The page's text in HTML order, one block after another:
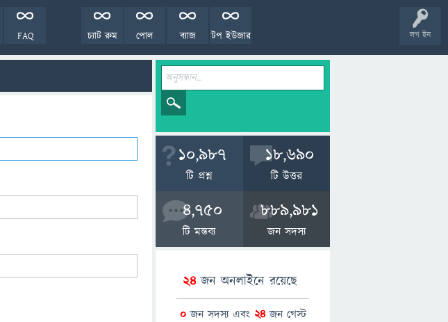
লগ ইন
FAQ টপ ইউজার
ব্যাজ
পোল
চ্যাট রুম
10,987
টি প্রশ্ন
18,690
টি উত্তর
4,750
টি মন্তব্য
889,981
জন সদস্য
24জন অনলাইনে রয়েছে
0জন সদস্য এবং 24জন গেস্ট